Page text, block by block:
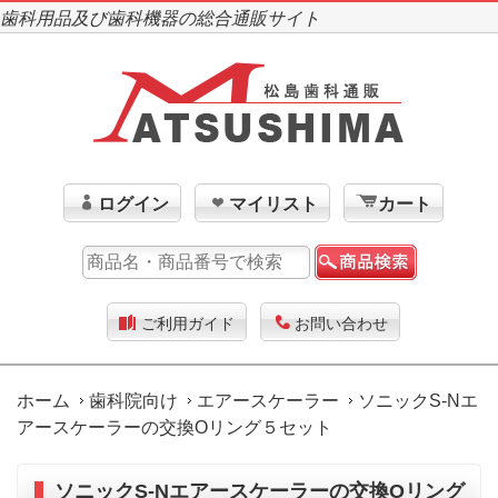
歯科用品及び歯科機器の総合通販サイト
ログイン マイリスト カート
ご利用ガイド お問い合わせ
ホーム 歯科院向け エアースケーラー
ソニックS-Nエ
アースケーラーの交換Oリング５セット
ソニックS-Nエアースケーラーの交換Oリング